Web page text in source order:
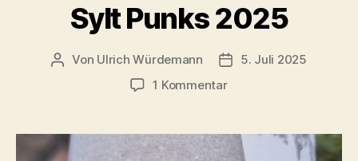
Sylt Punks 2025
Beitragsautor
Von Ulrich Würdemann Beitragsdatum
5. Juli 2025
1 Kommentarzu
2025